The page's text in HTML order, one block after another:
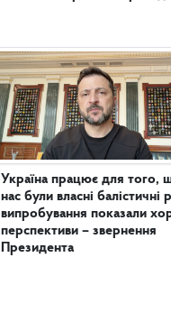
Україна працює для того,
нас були власні балістичні
випробування показали
перспективи – звернення
Президента